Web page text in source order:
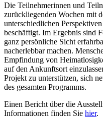
Die Teilnehmerinnen und
zurückliegenden Wochen mit
unterschiedlichen
beschäftigt. Im Ergebnis sind
ganz persönliche Sicht
nacherlebbar machen.
Empfindung von
auf den Ankunftsort
Projekt zu unterstützen, sich
des gesamten Programms.
Einen Bericht über die
Informationen finden Sie hier.